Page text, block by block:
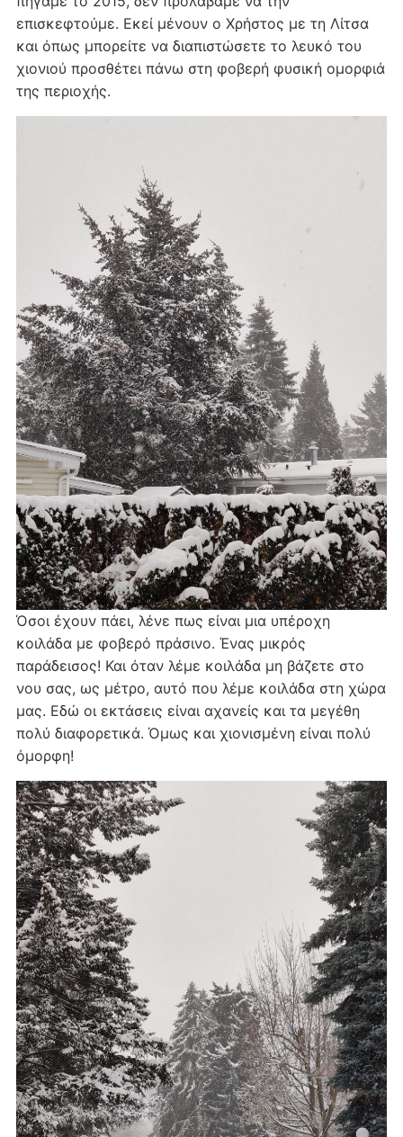
επισκεφτούμε. Εκεί μένουν ο Χρήστος με τη Λίτσα
και όπως μπορείτε να διαπιστώσετε το λευκό του
χιονιού προσθέτει πάνω στη φοβερή φυσική ομορφιά
της περιοχής.
Όσοι έχουν πάει, λένε πως είναι μια υπέροχη
κοιλάδα με φοβερό πράσινο. Ένας μικρός
παράδεισος! Και όταν λέμε κοιλάδα μη βάζετε στο
νου σας, ως μέτρο, αυτό που λέμε κοιλάδα στη χώρα
μας. Εδώ οι εκτάσεις είναι αχανείς και τα μεγέθη
πολύ διαφορετικά. Όμως και χιονισμένη είναι πολύ
όμορφη!